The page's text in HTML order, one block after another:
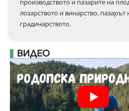
производството и пазарите на
лозарството и винарство,
градинарството.
ВИДЕО